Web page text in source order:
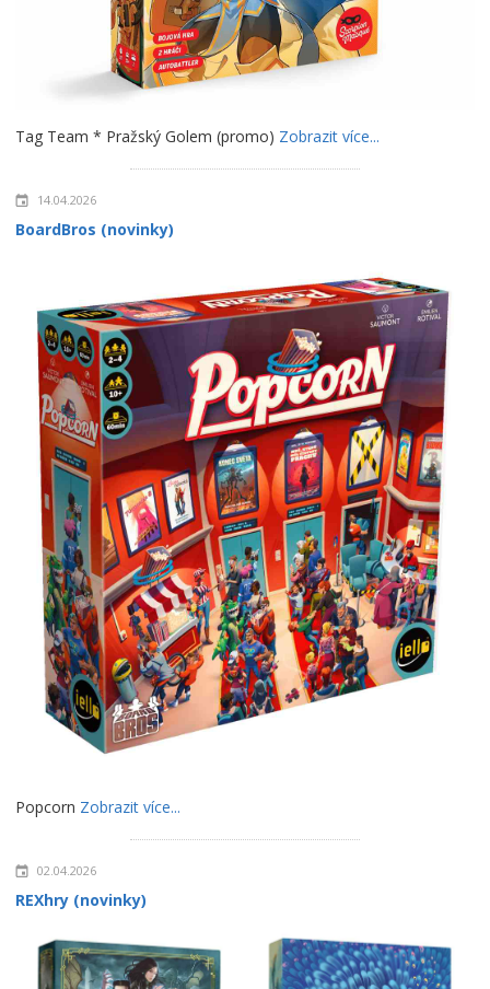
Tag Team * Pražský Golem (promo) Zobrazit více...
14.04.2026
BoardBros (novinky)
Popcorn Zobrazit více...
02.04.2026
REXhry (novinky)